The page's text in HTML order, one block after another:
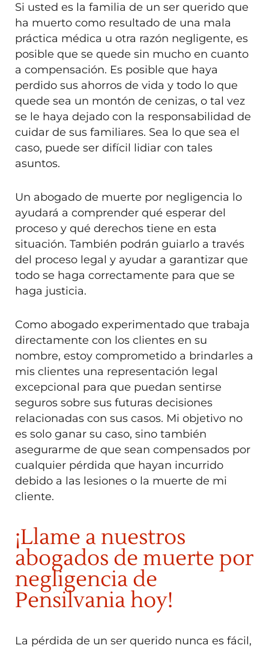
Si usted es la familia de un ser querido que
ha muerto como resultado de una mala
práctica médica u otra razón negligente, es
posible que se quede sin mucho en cuanto
a compensación. Es posible que haya
perdido sus ahorros de vida y todo lo que
quede sea un montón de cenizas, o tal vez
se le haya dejado con la responsabilidad de
cuidar de sus familiares. Sea lo que sea el
caso, puede ser difícil lidiar con tales
asuntos.
Un abogado de muerte por negligencia lo
ayudará a comprender qué esperar del
proceso y qué derechos tiene en esta
situación. También podrán guiarlo a través
del proceso legal y ayudar a garantizar que
todo se haga correctamente para que se
haga justicia.
Como abogado experimentado que trabaja
directamente con los clientes en su
nombre, estoy comprometido a brindarles a
mis clientes una representación legal
excepcional para que puedan sentirse
seguros sobre sus futuras decisiones
relacionadas con sus casos. Mi objetivo no
es solo ganar su caso, sino también
asegurarme de que sean compensados por
cualquier pérdida que hayan incurrido
debido a las lesiones o la muerte de mi
cliente.
¡Llame a nuestros
abogados de muerte por
negligencia de
Pensilvania hoy!
La pérdida de un ser querido nunca es fácil,